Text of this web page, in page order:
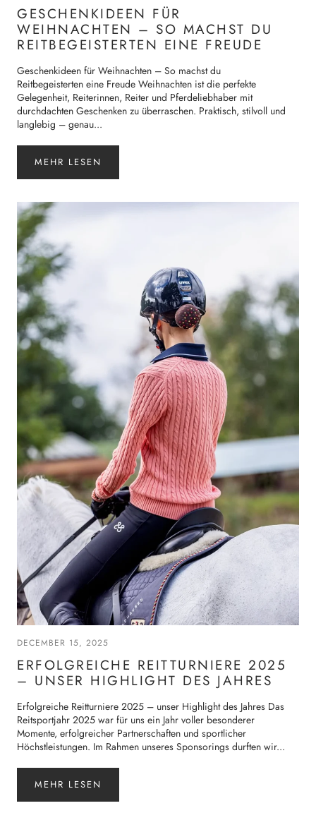
GESCHENKIDEEN FÜR
WEIHNACHTEN – SO MACHST DU
REITBEGEISTERTEN EINE FREUDE
Geschenkideen für Weihnachten – So machst du
Reitbegeisterten eine Freude Weihnachten ist die perfekte
Gelegenheit, Reiterinnen, Reiter und Pferdeliebhaber mit
durchdachten Geschenken zu überraschen. Praktisch, stilvoll und
langlebig – genau...
MEHR LESEN
DECEMBER 15, 2025
ERFOLGREICHE REITTURNIERE 2025
– UNSER HIGHLIGHT DES JAHRES
Erfolgreiche Reitturniere 2025 – unser Highlight des Jahres Das
Reitsportjahr 2025 war für uns ein Jahr voller besonderer
Momente, erfolgreicher Partnerschaften und sportlicher
Höchstleistungen. Im Rahmen unseres Sponsorings durften wir...
MEHR LESEN